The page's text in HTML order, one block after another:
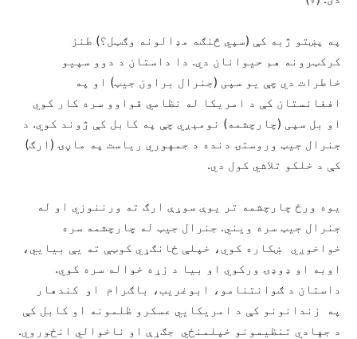
په پښتو ژبه کې (سپي څنګه مډالونه وګټل؟) طنز
کرکټرونه هم حيوانان دي. دا داستان د دوو سپيو
خاطرات دي چې يو سپی (جنرال براون جيټ) او په
افغانستان کې د امريکا له نظامي قواوو سره کار کوي
او بل سپی (چارچشمه) نومېږي چې په کابل کې ژوند کوي. د
جنرال جيټ وروستۍ دنده د جمهوري رياست په ماڼۍ (ارګ)
کې د خلکو تلاشي کول دي.
يوه ورځ چارچشمه تر يوې سوړې ارګ ته ورننوزي او له
جنرال جيټ سره ويني. جنرال جيټ له چارچشمه سره
خواخوږي ښکاره کوي، خپلې ځانګړي کوټې ته يې بيايي،
اوبه او ډوډۍ ورکوي او بيا د زړه خواله سره کوي.
داستان د ګوانتنامو، ابوغريب، باګرام او کندهار
په زندانونو کې د امريکايي عسکرو ظلمونه او کابل کې
د جهادي تنظيمونو خپلمنځي جګړې او ناخوالي انځوروي.